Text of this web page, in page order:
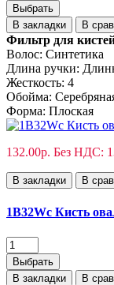
Выбрать
В закладки
В
Фильтр для
Волос: Синтетика
Длина ручки:
Жесткость: 4
Обойма:
Форма: Плоская
132.00р. Без НДС:
В закладки В
1B32Wс Кисть
Выбрать
В закладки
В